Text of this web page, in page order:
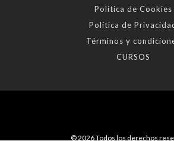
Política de Cookies
Política de
Términos y
CURSOS
© 2026 Todos los derechos